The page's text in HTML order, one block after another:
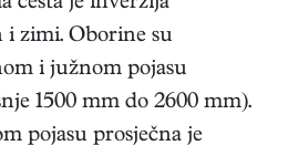
i zimi. Oborine su
i južnom pojasu
1500 mm do 2600 mm).
pojasu prosječna je